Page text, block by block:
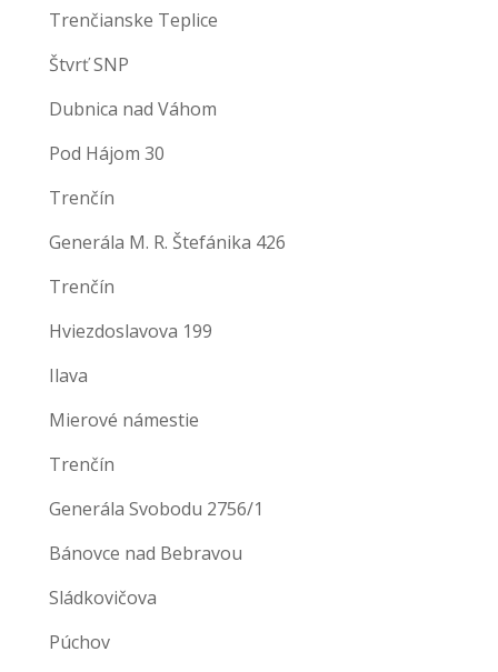
Trenčianske Teplice
Štvrť SNP
Dubnica nad Váhom
Pod Hájom 30
Trenčín
Generála M. R. Štefánika 426
Trenčín
Hviezdoslavova 199
Ilava
Mierové námestie
Trenčín
Generála Svobodu 2756/1
Bánovce nad Bebravou
Sládkovičova
Púchov